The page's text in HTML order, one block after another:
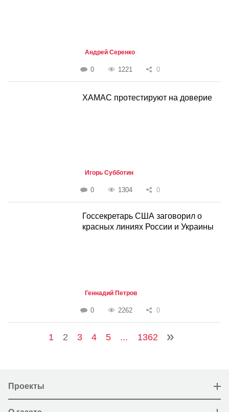
Андрей Серенко
0 1221 0
ХАМАС протестируют на доверие
Игорь Субботин
0 1304 0
Госсекретарь США заговорил о
красных линиях России и Украины
Геннадий Петров
0 2262 0
1 2 3 4 5 ... 1362
Проекты